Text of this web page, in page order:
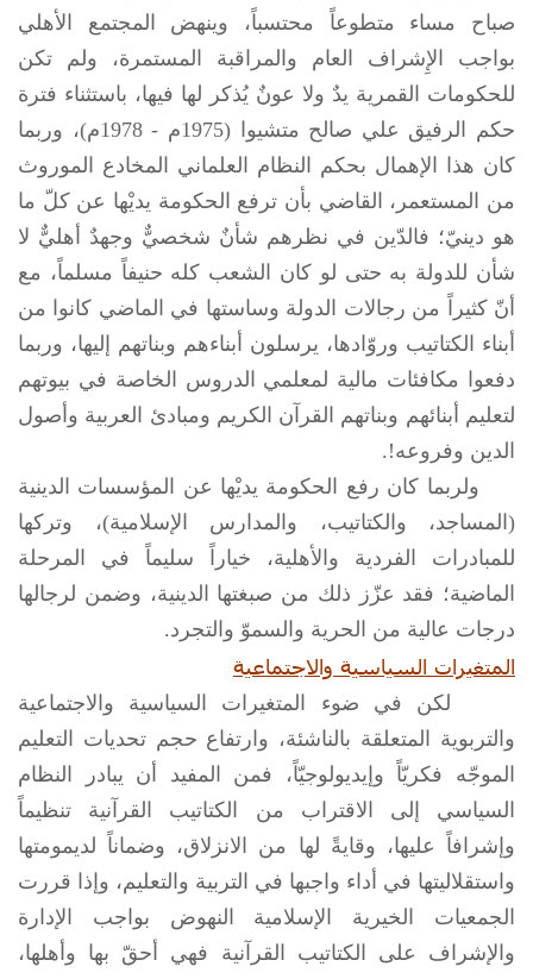
صباح مساء متطوعاً محتسباً، وينهض المجتمع الأهلي
بواجب الإِشراف العام والمراقبة المستمرة، ولم تكن
للحكومات القمرية يدٌ ولا عونٌ يُذكر لها فيها، باستثناء فترة
حكم الرفيق علي صالح متشيوا (1975م - 1978م)، وربما
كان هذا الإهمال بحكم النظام العلماني المخادع الموروث
من المستعمر، القاضي بأن ترفع الحكومة يديْها عن كلّ ما
هو دينيّ؛ فالدّين في نظرهم شأنٌ شخصيٌّ وجهدٌ أهليٌّ لا
شأن للدولة به حتى لو كان الشعب كله حنيفاً مسلماً، مع
أنّ كثيراً من رجالات الدولة وساستها في الماضي كانوا من
أبناء الكتاتيب وروّادها، يرسلون أبناءهم وبناتهم إليها، وربما
دفعوا مكافئات مالية لمعلمي الدروس الخاصة في بيوتهم
لتعليم أبنائهم وبناتهم القرآن الكريم ومبادئ العربية وأصول
الدين وفروعه!.
ولربما كان رفع الحكومة يديْها عن المؤسسات الدينية
(المساجد، والكتاتيب، والمدارس الإسلامية)، وتركها
للمبادرات الفردية والأهلية، خياراً سليماً في المرحلة
الماضية؛ فقد عزّز ذلك من صبغتها الدينية، وضمن لرجالها
درجات عالية من الحرية والسموّ والتجرد.
المتغيرات السياسية والاجتماعية
لكن في ضوء المتغيرات السياسية والاجتماعية
والتربوية المتعلقة بالناشئة، وارتفاع حجم تحديات التعليم
الموجّه فكريّاً وإيديولوجيّاً، فمن المفيد أن يبادر النظام
السياسي إلى الاقتراب من الكتاتيب القرآنية تنظيماً
وإشرافاً عليها، وقايةً لها من الانزلاق، وضماناً لديمومتها
واستقلاليتها في أداء واجبها في التربية والتعليم، وإذا قررت
الجمعيات الخيرية الإسلامية النهوض بواجب الإدارة
والإشراف على الكتاتيب القرآنية فهي أحقّ بها وأهلها،